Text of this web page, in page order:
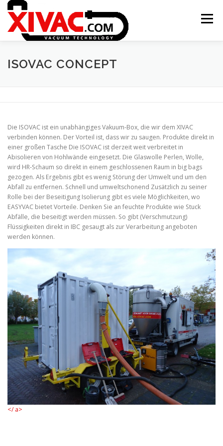
Zum
Inhalt
springen
Menü
ONTSTAAN XIVAC CONCEPTEN
XITRAC INTERGROUP
ISOVAC CONCEPT
Die ISOVAC ist ein unabhängiges Vakuum-Box, die wir dem XIVAC
verbinden können. Der Vorteil ist, dass wir zu saugen. Produkte direkt in
einer großen Tasche Die ISOVAC ist derzeit weit verbreitet in
Abisolieren von Hohlwände eingesetzt. Die Glaswolle Perlen, Wolle,
wird HR-Schaum so direkt in einem geschlossenen Raum in big bags
gezogen. Als Ergebnis gibt es wenig Störung der Umwelt und um den
Abfall zu entfernen. Schnell und umweltschonend Zusätzlich zu seiner
Rolle bei der Beseitigung Isolierung gibt es viele Möglichkeiten, wo
EASYVAC bietet Vorteile. Denken Sie an feuchte Produkte wie Stuck
Abfälle, die beseitigt werden müssen. So gibt (Verschmutzung)
Flüssigkeiten direkt in IBC gesaugt als zur Verarbeitung angeboten
werden können.
</ a>